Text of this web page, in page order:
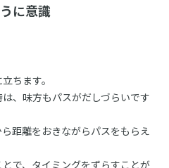
に意識
ちます。
、味方もパスがだしづらいです
距離をおきながらパスをもらえ
で、タイミングをずらすことが